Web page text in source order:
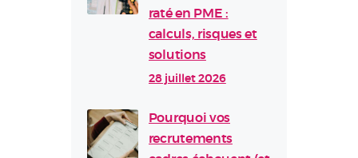
raté en PME :
calculs, risques et
solutions
28 juillet 2026
Pourquoi vos
recrutements